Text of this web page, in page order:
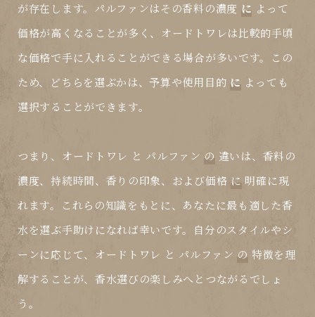
が存在します。パルファンはその香料の濃度 に よって
価格が高くなることが多く、オードトワレは比較的手頃
な価格で手に入れることができる場合が多いです。この
ため、どちらを選ぶかは、予算や使用目的 に よっても
選択することができます。
つまり、オードトワレ と パルファン の 違いは、香料の
濃度、持続時間、香りの印象、および価格 に 明確に現
れます。これらの知識をもとに、あなたに最も適した香
水を選ぶ手助けになれば幸いです。自分のスタイルやシ
ーンに応じて、オードトワレ と パルファン の 特徴を理
解することが、香水選びの楽しみへとつながるでしょ
う。